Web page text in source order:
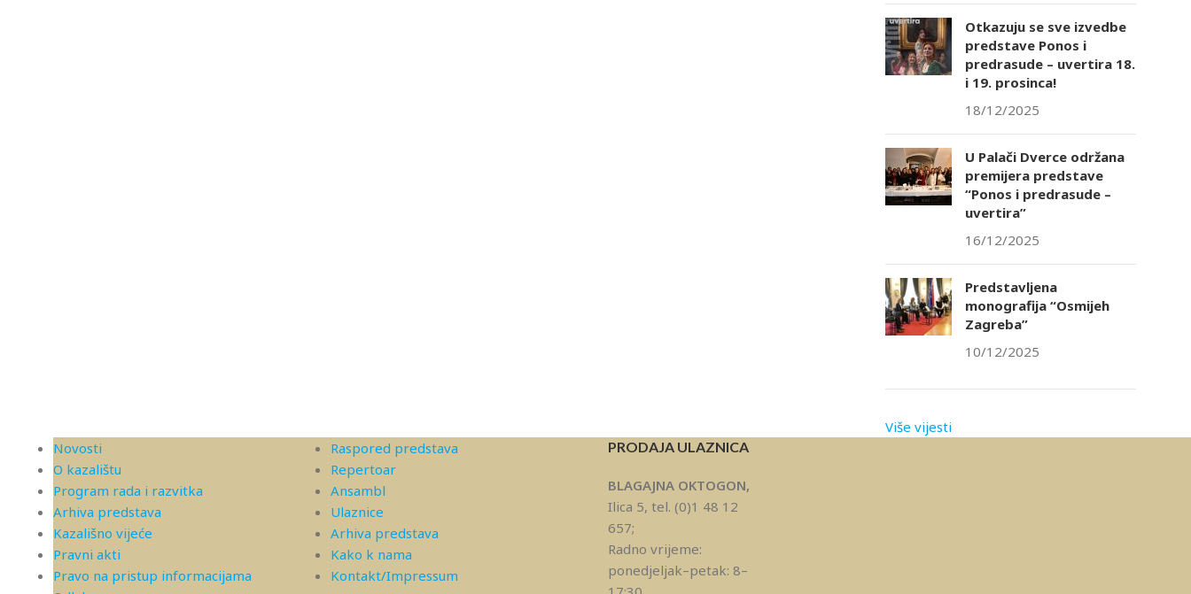
Otkazuju se sve izvedbe
predstave Ponos i
predrasude – uvertira 18.
i 19. prosinca!
18/12/2025
U Palači Dverce održana
premijera predstave
“Ponos i predrasude –
uvertira”
16/12/2025
Predstavljena
monografija “Osmijeh
Zagreba”
10/12/2025
Više vijesti
Novosti
O kazalištu
Program rada i razvitka
Arhiva predstava
Kazališno vijeće
Pravni akti
Pravo na pristup informacijama
Raspored predstava
Repertoar
Ansambl
Ulaznice
Arhiva predstava
Kako k nama
Kontakt/Impressum
PRODAJA ULAZNICA
BLAGAJNA OKTOGON,
Ilica 5, tel. (0)1 48 12
657;
Radno vrijeme:
ponedjeljak–petak: 8–